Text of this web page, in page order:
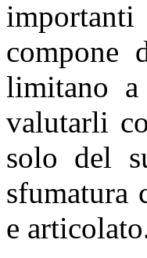
importanti
compone
limitano
valutarli
solo del
sfumatura
e